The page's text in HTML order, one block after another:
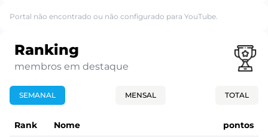
Portal não encontrado ou não configurado para YouTube.
Ranking
membros em destaque
SEMANAL MENSAL TOTAL
Rank Nome pontos